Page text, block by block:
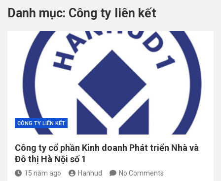
Danh mục: Công ty liên kết
CÔNG TY LIÊN KẾT
Công ty cổ phần Kinh doanh Phát triển Nhà và
Đô thị Hà Nội số 1
15 năm ago Hanhud No Comments